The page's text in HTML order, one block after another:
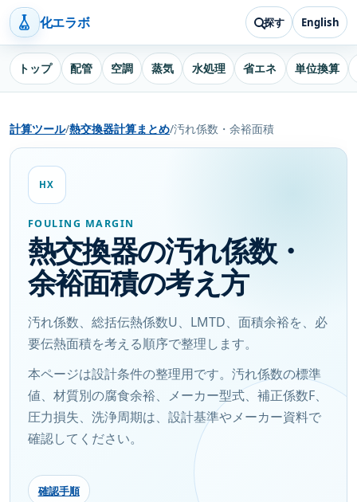
化エラボ 探す English
トップ 配管 空調 蒸気 水処理 省エネ 単位換算
計算ツール/熱交換器計算まとめ/汚れ係数・余裕面積
HX
FOULING MARGIN
熱交換器の汚れ係数・
余裕面積の考え方
汚れ係数、総括伝熱係数U、LMTD、面積余裕を、必
要伝熱面積を考える順序で整理します。
本ページは設計条件の整理用です。汚れ係数の標準
値、材質別の腐食余裕、メーカー型式、補正係数F、
圧力損失、洗浄周期は、設計基準やメーカー資料で
確認してください。
確認手順